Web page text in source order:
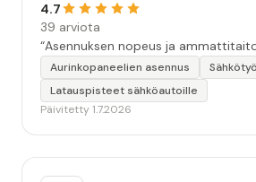
Kännykässä on kaikki!”
4.7
39 arviota
“Asennuksen nopeus ja
Aurinkopaneelien asennus
Latauspisteet sähköautoille
Päivitetty 1.7.2026